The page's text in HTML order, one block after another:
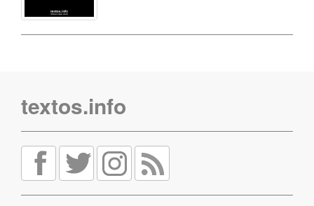
textos.info